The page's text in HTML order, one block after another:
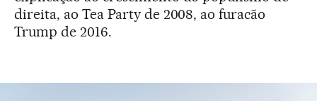
direita, ao Tea Party de 2008, ao furacão
Trump de 2016.